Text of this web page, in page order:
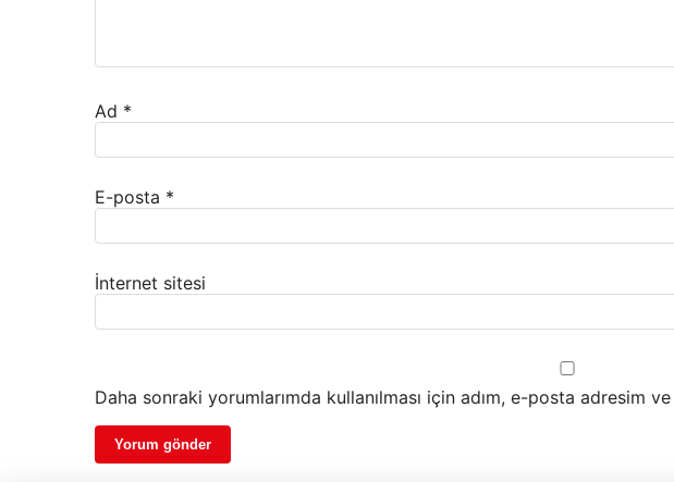
Ad *
E-posta *
İnternet sitesi
Daha sonraki yorumlarımda kullanılması için adım, e-posta adresim